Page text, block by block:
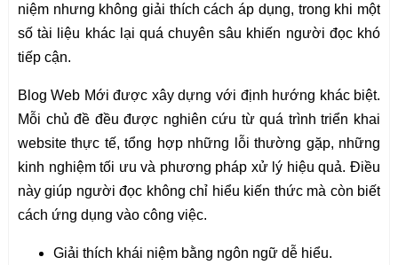
niệm nhưng không giải thích cách áp dụng, trong khi một
số tài liệu khác lại quá chuyên sâu khiến người đọc khó
tiếp cận.
Blog Web Mới được xây dựng với định hướng khác biệt.
Mỗi chủ đề đều được nghiên cứu từ quá trình triển khai
website thực tế, tổng hợp những lỗi thường gặp, những
kinh nghiệm tối ưu và phương pháp xử lý hiệu quả. Điều
này giúp người đọc không chỉ hiểu kiến thức mà còn biết
cách ứng dụng vào công việc.
Giải thích khái niệm bằng ngôn ngữ dễ hiểu.